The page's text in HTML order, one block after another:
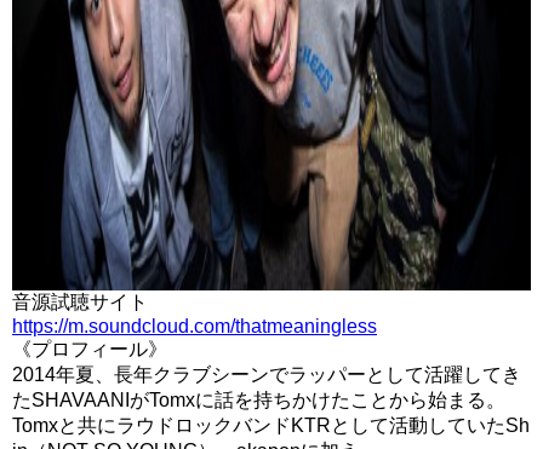
音源試聴サイト
https://m.soundcloud.com/thatmeaningless
《プロフィール》
2014年夏、長年クラブシーンでラッパーとして活躍してき
たSHAVAANIがTomxに話を持ちかけたことから始まる。
Tomxと共にラウドロックバンドKTRとして活動していたSh